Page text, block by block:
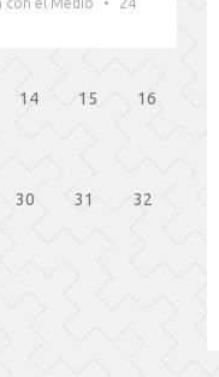
con el Medio
24
14 15 16
30 31 32